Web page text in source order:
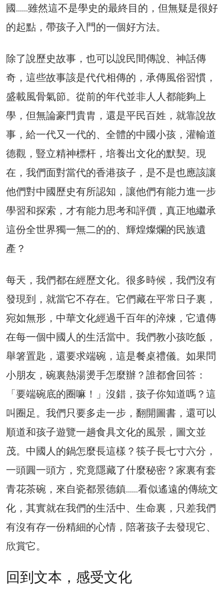
國……雖然這不是學史的最終目的，但無疑是很好
的起點，帶孩子入門的一個好方法。
除了說歷史故事，也可以說民間傳說、神話傳
奇，這些故事該是代代相傳的，承傳風俗習慣，
盛載風骨氣節。從前的年代並非人人都能夠上
學，但無論豪門貴胄，還是平民百姓，就靠說故
事，給一代又一代的、全體的中國小孩，灌輸道
德觀，豎立精神標杆，培養出文化的默契。現
在，我們面對當代的香港孩子，是不是也應該讓
他們對中國歷史有所認知，讓他們有能力進一步
學習和探索，才有能力思考和評價，真正地繼承
這份全世界獨一無二的的、輝煌燦爛的民族遺
產？
每天，我們都在經歷文化。很多時候，我們沒有
發現到，就當它不存在。它們藏在平常日子裏，
宛如無形，中華文化經過千百年的淬煉，它遺傳
在每一個中國人的生活當中。我們教小孩吃飯，
舉箸置匙，還要求端碗，這是餐桌禮儀。如果問
小朋友，碗裏熱湯燙手怎麼辦？誰都會回答：
「要端碗底的圈嘛！」沒錯，孩子你知道嗎？這
叫圈足。我們只要多走一步，翻開圖書，還可以
順道和孩子遊覽一趟食具文化的風景，圖文並
茂。中國人的鍋怎麼長這樣？筷子長七寸六分，
一頭圓一頭方，究竟隱藏了什麼秘密？家裏有套
青花茶碗，來自瓷都景德鎮……看似遙遠的傳統文
化，其實就在我們的生活中、生命裏，只差我們
有沒有存一份精細的心情，陪著孩子去發現它、
欣賞它。
回到文本，感受文化